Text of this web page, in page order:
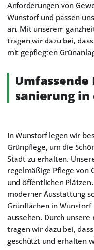
Anforderungen von
Wunstorf und passen
an. Mit unserem
tragen wir dazu bei,
mit gepflegten
Umfassende
sanierung in
In Wunstorf legen wir
Grünpflege, um die
Stadt zu erhalten.
regelmäßige Pflege von
und öffentlichen
moderner Ausstattung
Grünflächen in
aussehen. Durch
tragen wir dazu bei,
geschützt und erhalten